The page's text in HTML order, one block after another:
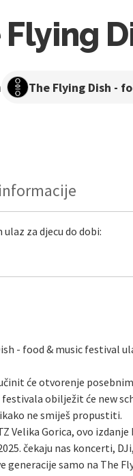
Flying
The Flying Dish -
za djecu do dobi:
- food & music festival
će otvorenje
obilježit će new
ne smiješ propustiti.
Velika Gorica, ovo
čekaju nas koncerti,
generacije samo na The